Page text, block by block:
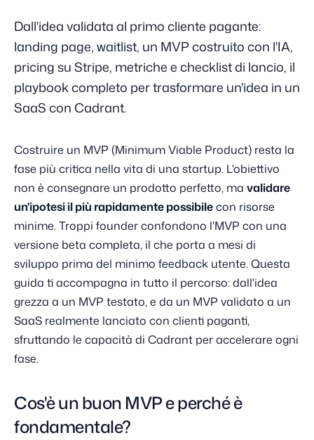
Dall'idea validata al primo cliente pagante:
landing page, waitlist, un MVP costruito con l'IA,
pricing su Stripe, metriche e checklist di lancio, il
playbook completo per trasformare un'idea in un
SaaS con Cadrant.
Costruire un MVP (Minimum Viable Product) resta la
fase più critica nella vita di una startup. L'obiettivo
non è consegnare un prodotto perfetto, ma validare
un'ipotesi il più rapidamente possibilecon risorse
minime. Troppi founder confondono l'MVP con una
versione beta completa, il che porta a mesi di
sviluppo prima del minimo feedback utente. Questa
guida ti accompagna in tutto il percorso: dall'idea
grezza a un MVP testato, e da un MVP validato a un
SaaS realmente lanciato con clienti paganti,
sfruttando le capacità di Cadrant per accelerare ogni
fase.
Cos'è un buon MVP e perché è
fondamentale?